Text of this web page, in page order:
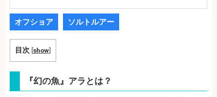
オフショア ソルトルアー
目次 [show]
『幻の魚』アラとは？